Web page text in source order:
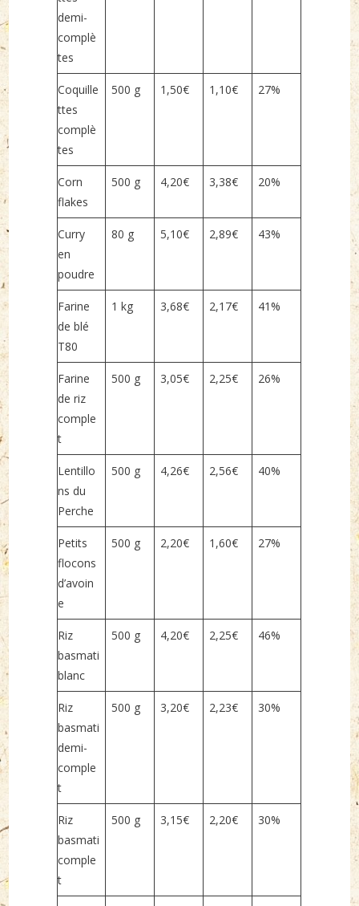
demi-
complè
tes
Coquille
ttes
complè
tes
500 g 1,50€ 1,10€ 27%
Corn
flakes
500 g 4,20€ 3,38€ 20%
Curry
en
poudre
80 g 5,10€ 2,89€ 43%
Farine
de blé
T80
1 kg 3,68€ 2,17€ 41%
Farine
de riz
comple
t
500 g 3,05€ 2,25€ 26%
Lentillo
ns du
Perche
500 g 4,26€ 2,56€ 40%
Petits
flocons
d’avoin
e
500 g 2,20€ 1,60€ 27%
Riz
basmati
blanc
500 g 4,20€ 2,25€ 46%
Riz
basmati
demi-
comple
t
500 g 3,20€ 2,23€ 30%
Riz
basmati
comple
t
500 g 3,15€ 2,20€ 30%